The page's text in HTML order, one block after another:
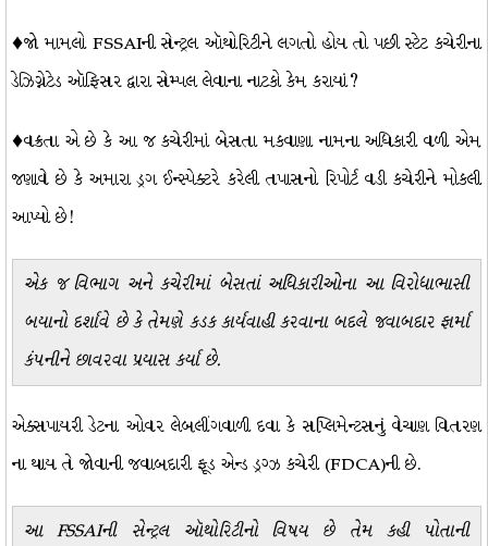
♦જો મામલો FSSAIની સેન્ટ્રલ ઑથોરિટીને લગતો હોય તો પછી સ્ટેટ કચેરીના
ડેઝિગ્નેટેડ ઑફિસર દ્વારા સેમ્પલ લેવાના નાટકો કેમ કરાયાં?
♦વક્રતા એ છે કે આ જ કચેરીમાં બેસતા મકવાણા નામના અધિકારી વળી એમ
જણાવે છે કે અમારા ડ્રગ ઈન્સ્પેક્ટરે કરેલી તપાસનો રિપોર્ટ વડી કચેરીને મોકલી
આપ્યો છે!
એક જ વિભાગ અને કચેરીમાં બેસતાં અધિકારીઓના આ વિરોધાભાસી
બયાનો દર્શાવે છે કે તેમણે કડક કાર્યવાહી કરવાના બદલે જવાબદાર ફાર્મા
કંપનીને છાવરવા પ્રયાસ કર્યા છે.
એક્સપાયરી ડેટના ઓવર લેબલીંગવાળી દવા કે સપ્લિમેન્ટસનું વેચાણ વિતરણ
ના થાય તે જોવાની જવાબદારી ફૂડ એન્ડ ડ્રગ્ઝ કચેરી (FDCA)ની છે.
આ FSSAIની સેન્ટ્રલ ઑથોરિટીનો વિષય છે તેમ કહી પોતાની